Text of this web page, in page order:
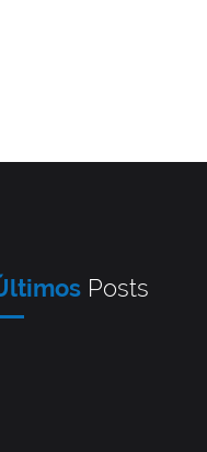
Posts